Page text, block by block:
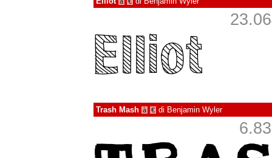
Trash Mash à € di Benjamin Wyler